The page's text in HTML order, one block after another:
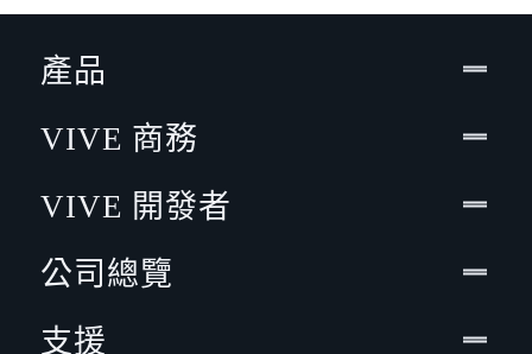
產品
VIVE 商務
VIVE 開發者
公司總覽
支援